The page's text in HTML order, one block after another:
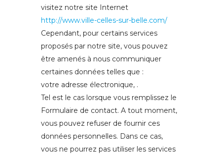
visitez notre site Internet
http://www.ville-celles-sur-belle.com/
Cependant, pour certains services
proposés par notre site, vous pouvez
être amenés à nous communiquer
certaines données telles que :
votre adresse électronique, .
Tel est le cas lorsque vous remplissez le
Formulaire de contact. A tout moment,
vous pouvez refuser de fournir ces
données personnelles. Dans ce cas,
vous ne pourrez pas utiliser les services